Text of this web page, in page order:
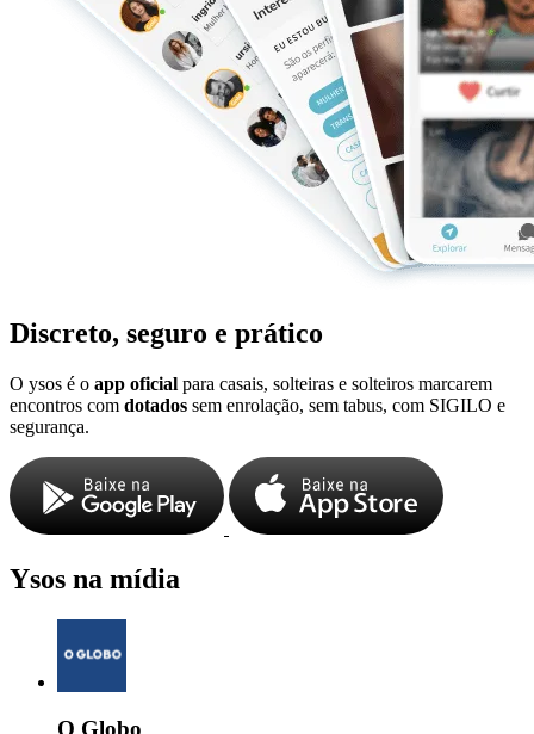
Discreto, seguro e prático
O ysos é o app oficial para casais, solteiras e solteiros marcarem
encontros com dotados sem enrolação, sem tabus, com SIGILO e
segurança.
Ysos na mídia
O Globo